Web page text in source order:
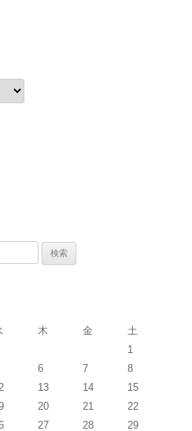
木 金
土
1
6 7
8
13 14
15
20 21
22
27 28 29